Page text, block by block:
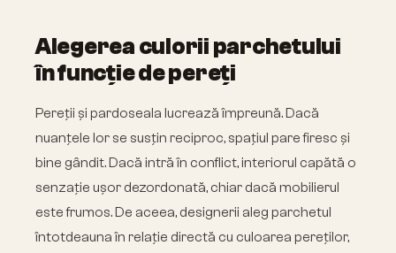
Alegerea culorii parchetului
în funcție de pereți
Pereții și pardoseala lucrează împreună. Dacă
nuanțele lor se susțin reciproc, spațiul pare firesc și
bine gândit. Dacă intră în conflict, interiorul capătă o
senzație ușor dezordonată, chiar dacă mobilierul
este frumos. De aceea, designerii aleg parchetul
întotdeauna în relație directă cu culoarea pereților,